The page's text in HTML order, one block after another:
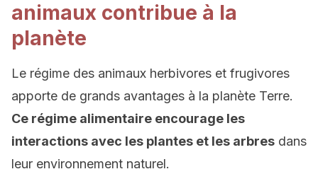
animaux contribue à la
planète
Le régime des animaux herbivores et frugivores
apporte de grands avantages à la planète Terre.
Ce régime alimentaire encourage les
interactions avec les plantes et les arbres dans
leur environnement naturel.